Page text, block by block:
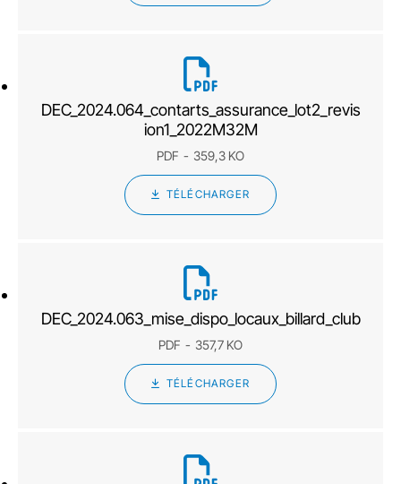
DEC_2024.064_contarts_assurance_lot2_revis
ion1_2022M32M
PDF 359,3 KO
TÉLÉCHARGER
DEC_2024.063_mise_dispo_locaux_billard_club
PDF 357,7 KO
TÉLÉCHARGER